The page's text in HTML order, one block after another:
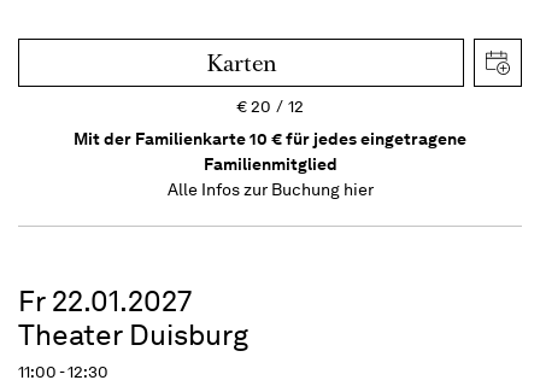
Karten
€20
12
Mit der Familienkarte 10 € für jedes eingetragene
Familienmitglied
Alle Infos zur Buchung hier
Fr 22.01.2027
Theater Duisburg
11:00 - 12:30